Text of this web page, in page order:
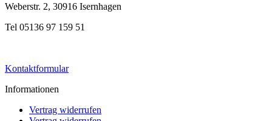
Weberstr. 2, 30916 Isernhagen
Tel 05136 97 159 51
Kontaktformular
Informationen
Vertrag widerrufen